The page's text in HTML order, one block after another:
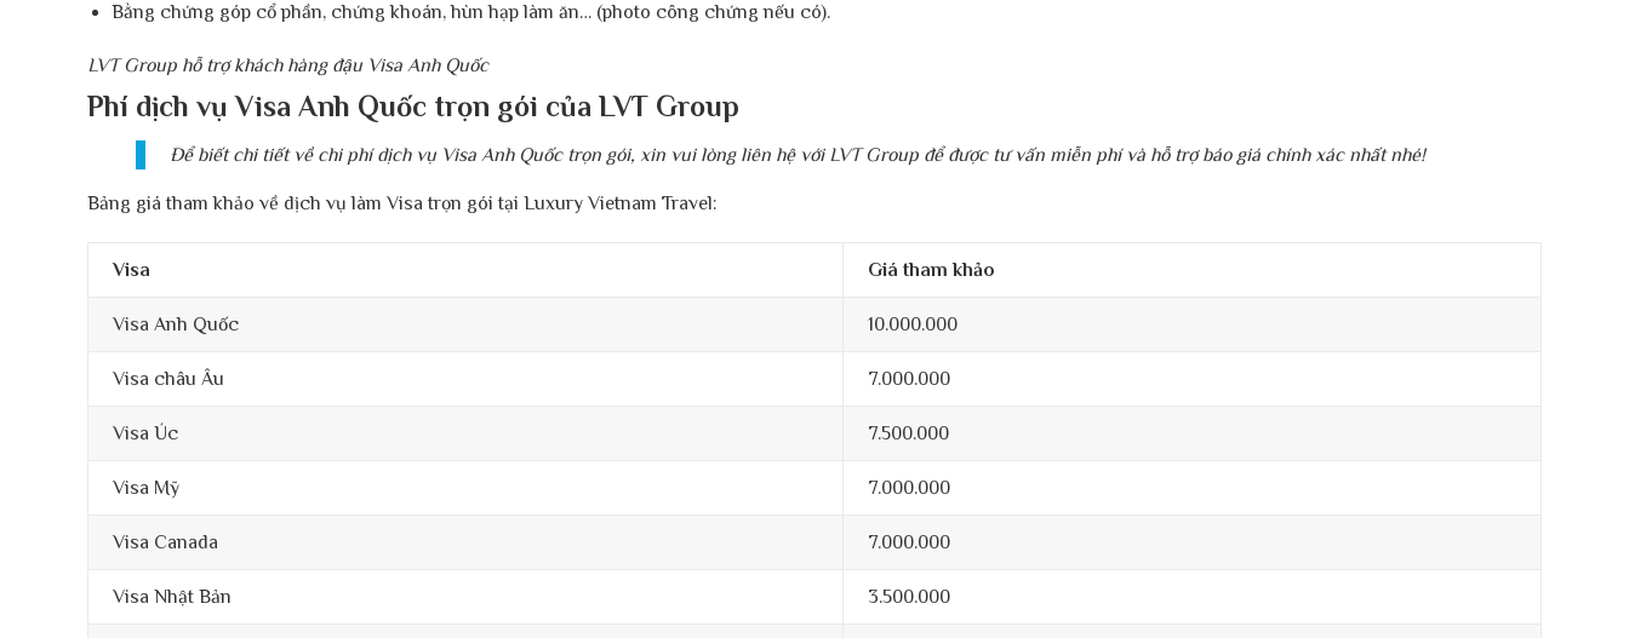
Bằng chứng góp cổ phần, chứng khoán, hùn hạp làm ăn… (photo công chứng nếu có).
LVT Group hỗ trợ khách hàng đậu Visa Anh Quốc
Phí dịch vụ Visa Anh Quốc trọn gói của LVT Group
Để biết chi tiết về chi phí dịch vụ Visa Anh Quốc trọn gói, xin vui lòng liên hệ với LVT Group để được tư vấn miễn phí và hỗ trợ báo giá chính xác nhất nhé!
Bảng giá tham khảo về dịch vụ làm Visa trọn gói tại Luxury Vietnam Travel:
Visa Giá tham khảo
Visa Anh Quốc 10.000.000
Visa châu Âu 7.000.000
Visa Úc 7.500.000
Visa Mỹ 7.000.000
Visa Canada 7.000.000
Visa Nhật Bản 3.500.000